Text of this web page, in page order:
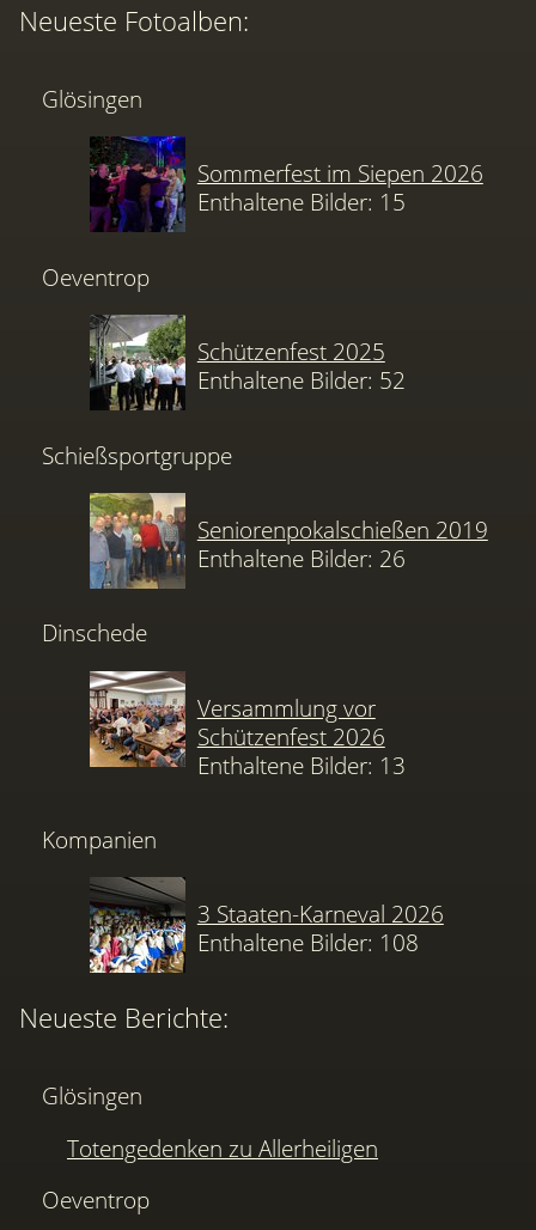
Neueste Fotoalben:
Glösingen
Sommerfest im Siepen 2026
Enthaltene Bilder: 15
Oeventrop
Schützenfest 2025
Enthaltene Bilder: 52
Schießsportgruppe
Seniorenpokalschießen 2019
Enthaltene Bilder: 26
Dinschede
Versammlung vor
Schützenfest 2026
Enthaltene Bilder: 13
Kompanien
3 Staaten-Karneval 2026
Enthaltene Bilder: 108
Neueste Berichte:
Glösingen
Totengedenken zu Allerheiligen
Oeventrop